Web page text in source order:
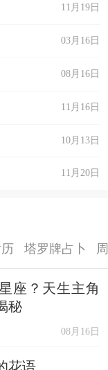
11月19日
03月16日
08月16日
11月16日
10月13日
11月20日
塔罗牌占卜
座？天生主角
秘
08月16日
花语